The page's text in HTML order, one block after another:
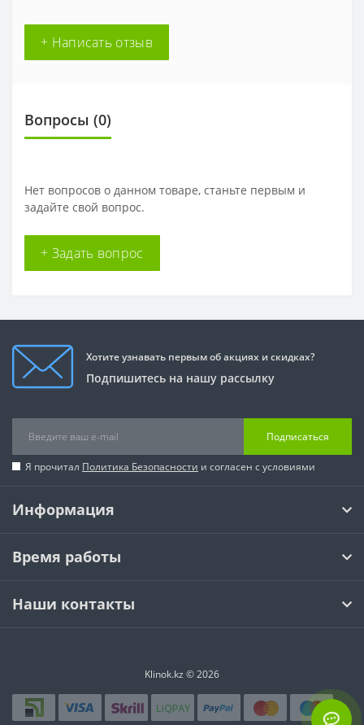
+ Написать отзыв
Вопросы (0)
Нет вопросов о данном товаре, станьте первым и
задайте свой вопрос.
+ Задать вопрос
Хотите узнавать первым об акциях и скидках?
Подпишитесь на нашу рассылку
Подписаться
Я прочитал Политика Безопасности и согласен с условиями
Информация
Время работы
Наши контакты
Klinok.kz © 2026